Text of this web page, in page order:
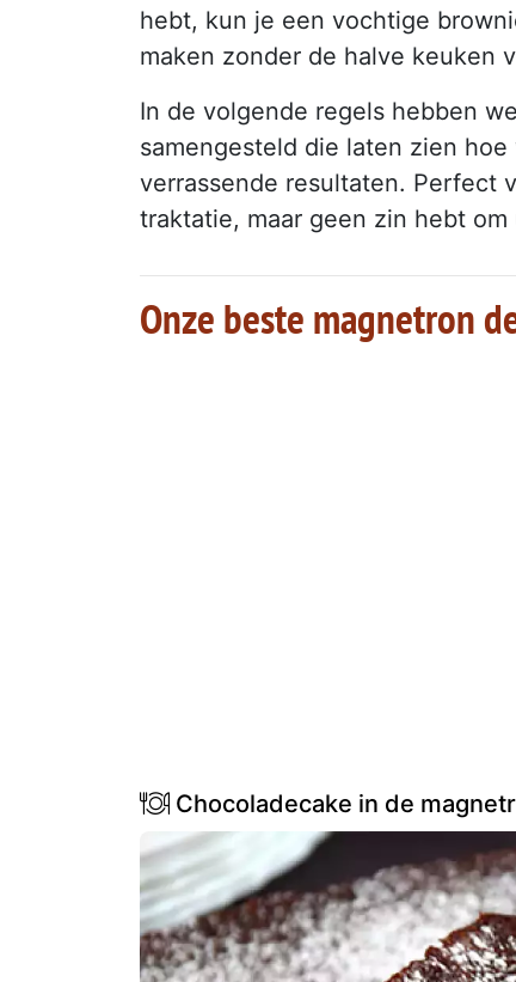
hebt, kun je een vochtige
maken zonder de halve keuken
In de volgende regels hebben
samengesteld die laten zien
verrassende resultaten. Perfect
traktatie, maar geen zin hebt
Onze beste magnetron
Chocoladecake in de